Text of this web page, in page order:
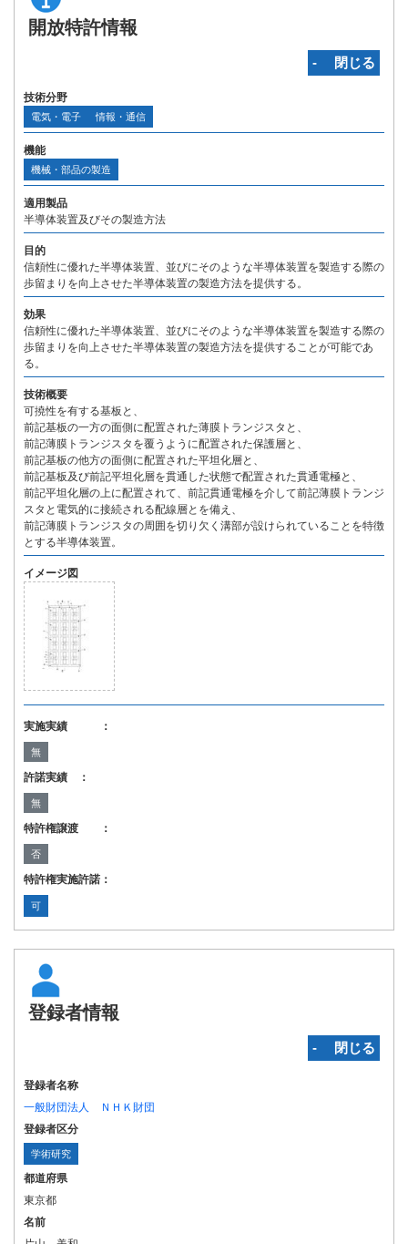
開放特許情報
‐ 閉じる
技術分野
電気・電子 情報・通信
機能
機械・部品の製造
適用製品
半導体装置及びその製造方法
目的
信頼性に優れた半導体装置、並びにそのような半導体装置を製造する際の
歩留まりを向上させた半導体装置の製造方法を提供する。
効果
信頼性に優れた半導体装置、並びにそのような半導体装置を製造する際の
歩留まりを向上させた半導体装置の製造方法を提供することが可能であ
る。
技術概要
可撓性を有する基板と、
前記基板の一方の面側に配置された薄膜トランジスタと、
前記薄膜トランジスタを覆うように配置された保護層と、
前記基板の他方の面側に配置された平坦化層と、
前記基板及び前記平坦化層を貫通した状態で配置された貫通電極と、
前記平坦化層の上に配置されて、前記貫通電極を介して前記薄膜トランジ
スタと電気的に接続される配線層とを備え、
前記薄膜トランジスタの周囲を切り欠く溝部が設けられていることを特徴
とする半導体装置。
イメージ図
実施実績 ：
無
許諾実績 ：
無
特許権譲渡 ：
否
特許権実施許諾：
可
登録者情報
‐ 閉じる
登録者名称
一般財団法人 ＮＨＫ財団
登録者区分
学術研究
都道府県
東京都
名前